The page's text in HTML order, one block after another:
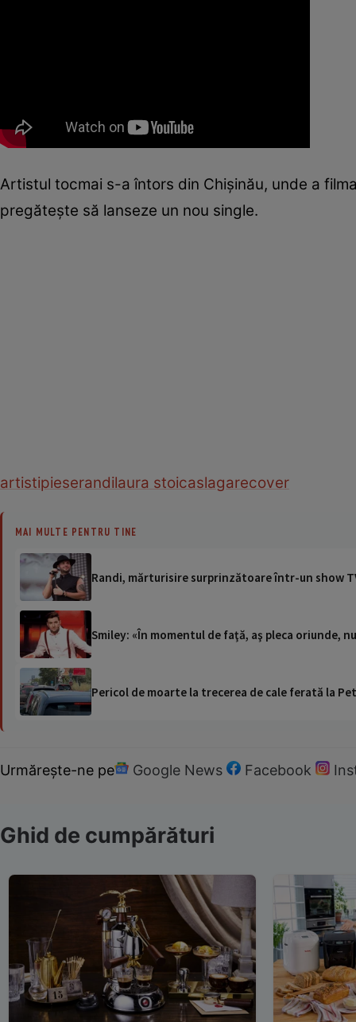
Artistul tocmai s-a întors din Chişinău, unde a
pregăteşte să lanseze un nou single.
artistipieserandilaura stoicaslagarecover
MAI MULTE PENTRU TINE
Randi, mărturisire surprinzătoare într-un show
Smiley: «În momentul de faţă, aş pleca oriunde,
Pericol de moarte la trecerea de cale ferată la
Urmărește-ne pe Google News Facebook
Ghid de cumpărături